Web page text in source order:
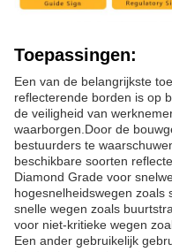
Toepassingen:
Een van de belangrijkste
reflecterende borden is op
de veiligheid van
waarborgen.Door de
bestuurders te
beschikbare soorten
Diamond Grade voor
hogesnelheidswegen zoals
snelle wegen zoals
voor niet-kritieke wegen
Een ander gebruikelijk